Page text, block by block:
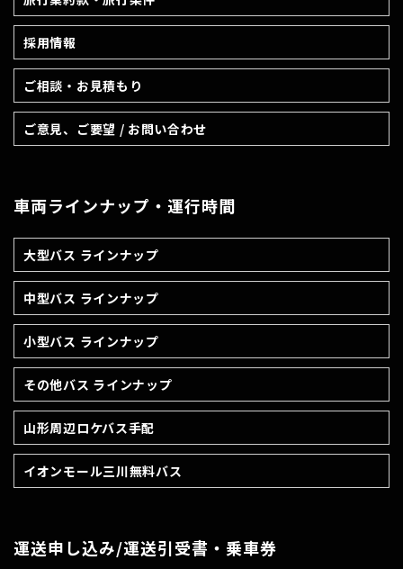
採用情報
ご相談・お見積もり
ご意見、ご要望 / お問い合わせ
車両ラインナップ・運行時間
大型バス ラインナップ
中型バス ラインナップ
小型バス ラインナップ
その他バス ラインナップ
山形周辺ロケバス手配
イオンモール三川無料バス
運送申し込み/運送引受書・乗車券